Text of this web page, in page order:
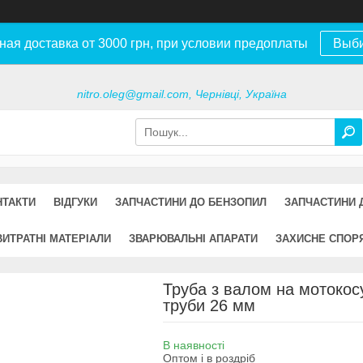
доставка от 3000 грн, при условии предоплаты
nitro.oleg@gmail.com, Чернівці, Україна
ВІДГУКИ ЗАПЧАСТИНИ ДО БЕНЗОПИЛ ЗАПЧАСТИНИ
МАТЕРІАЛИ ЗВАРЮВАЛЬНІ АПАРАТИ ЗАХИСНЕ
Труба з валом на
труби 26 мм
В наявності
Оптом і в роздріб